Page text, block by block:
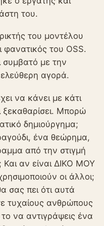
του.
του μοντέλου
φανατικός του OSS.
συμβατό με την
ελεύθερη αγορά.
να κάνει με κάτι
ξεκαθαρίσει. Μπορώ
δημιούργημα;
ένα θεώρημα,
από την στιγμή
Και αν είναι ΔΙΚΟ ΜΟΥ
οι άλλοι;
σας πει ότι αυτά
τυχαίους ανθρώπους
να αντιγράψεις ένα